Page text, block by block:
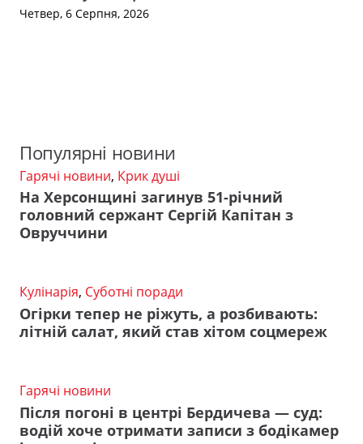
Четвер, 6 Серпня, 2026
Популярні новини
Гарячі новини, Крик душі
На Херсонщині загинув 51-річний
головний сержант Сергій Капітан з
Овруччини
Кулінарія, Суботні поради
Огірки тепер не ріжуть, а розбивають:
літній салат, який став хітом соцмереж
Гарячі новини
Після погоні в центрі Бердичева — суд:
водій хоче отримати записи з бодікамер